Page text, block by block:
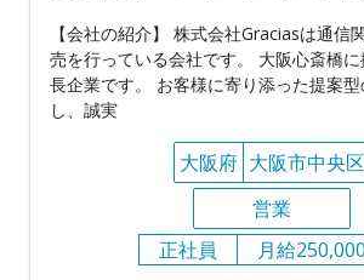
【会社の紹介】 株式会社Graciasは通信
売を行っている会社です。 大阪心斎橋
長企業です。 お客様に寄り添った提案
し、誠実
大阪府 大阪市中央区
営業
正社員
月給